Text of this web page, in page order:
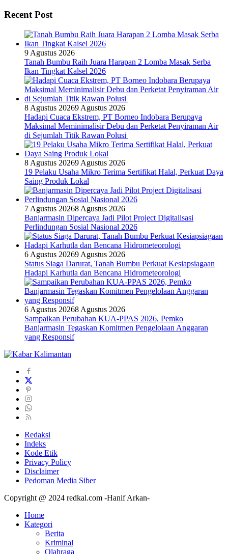
Recent Post
9 Agustus 2026
Tanah Bumbu Raih Juara Harapan 2 Lomba Masak Serba
Ikan Tingkat Kalsel 2026
8 Agustus 20269 Agustus 2026
Hadapi Cuaca Ekstrem, PT Borneo Indobara Berupaya
Maksimal Meminimalisir Debu dan Perketat Penyiraman Air
di Sejumlah Titik Rawan Polusi
8 Agustus 20269 Agustus 2026
19 Pelaku Usaha Mikro Terima Sertifikat Halal, Perkuat Daya
Saing Produk Lokal
7 Agustus 20268 Agustus 2026
Banjarmasin Dipercaya Jadi Pilot Project Digitalisasi
Perlindungan Sosial Nasional 2026
6 Agustus 20269 Agustus 2026
Status Siaga Darurat, Tanah Bumbu Perkuat Kesiapsiagaan
Hadapi Karhutla dan Bencana Hidrometeorologi
6 Agustus 20268 Agustus 2026
Sampaikan Perubahan KUA-PPAS 2026, Pemko
Banjarmasin Tegaskan Komitmen Pengelolaan Anggaran
yang Responsif
Redaksi
Indeks
Kode Etik
Privacy Policy
Disclaimer
Pedoman Media Siber
Copyright @ 2024 redkal.com -Hanif Arkan-
Home
Kategori
Berita
Kriminal
Olahraga